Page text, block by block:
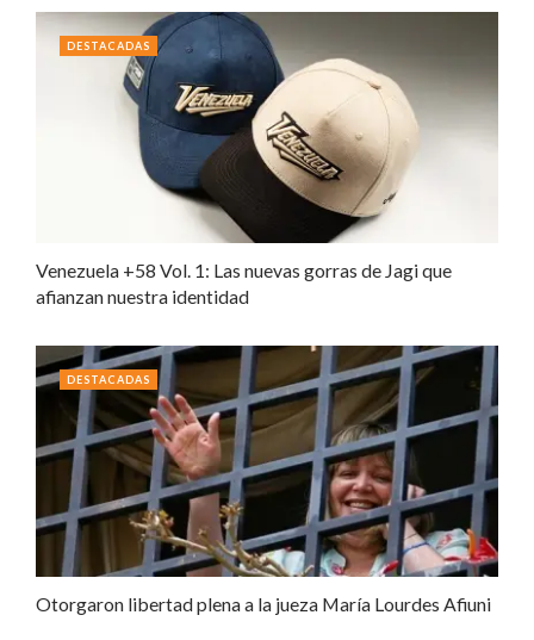
Venezuela +58 Vol. 1: Las nuevas gorras de Jagi que
afianzan nuestra identidad
DESTACADAS
Otorgaron libertad plena a la jueza María Lourdes Afiuni
DESTACADAS